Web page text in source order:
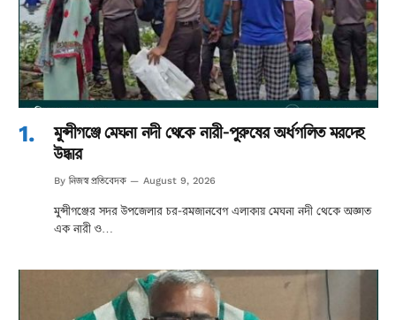
মুন্সীগঞ্জে মেঘনা নদী থেকে নারী-পুরুষের অর্ধগলিত মরদেহ
উদ্ধার
By নিজস্ব প্রতিবেদক August 9, 2026
মুন্সীগঞ্জের সদর উপজেলার চর-রমজানবেগ এলাকায় মেঘনা নদী থেকে অজ্ঞাত
এক নারী ও…